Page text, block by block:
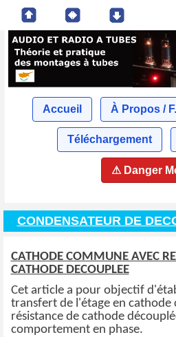
Accueil À Propos /
Téléchargement
⚠ Danger
CONDENSATEUR DE
CATHODE COMMUNE AVEC
CATHODE DECOUPLEE
Cet article a pour objectif
transfert de l'étage en cathode
résistance de cathode
comportement en phase.